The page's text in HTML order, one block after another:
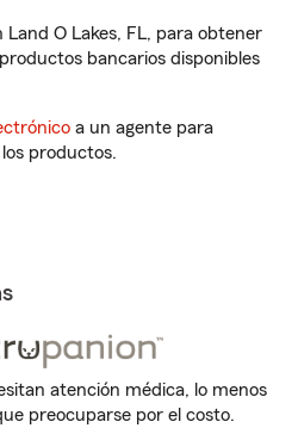
Land O Lakes, FL, para obtener
bancarios disponibles
a un agente para
productos.
atención médica, lo menos
preocuparse por el costo.